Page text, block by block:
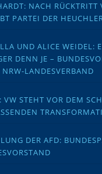
NACH RÜCKTRITT
PARTEI DER
UND ALICE WEIDEL:
DENN JE –
NRW-LANDESVERBAND
VW STEHT VOR DEM
DER AFD: